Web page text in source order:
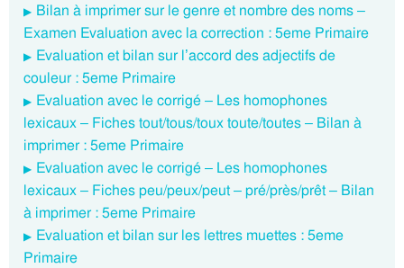
Bilan à imprimer sur le genre et nombre des noms –
Examen Evaluation avec la correction : 5eme Primaire
Evaluation et bilan sur l’accord des adjectifs de
couleur : 5eme Primaire
Evaluation avec le corrigé – Les homophones
lexicaux – Fiches tout/tous/toux toute/toutes – Bilan à
imprimer : 5eme Primaire
Evaluation avec le corrigé – Les homophones
lexicaux – Fiches peu/peux/peut – pré/près/prêt – Bilan
à imprimer : 5eme Primaire
Evaluation et bilan sur les lettres muettes : 5eme
Primaire